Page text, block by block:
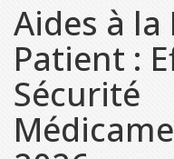
Aides à la
Patient :
Sécurité